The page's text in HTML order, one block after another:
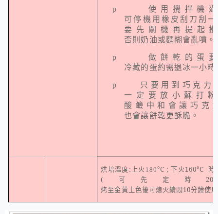
p
使用攪拌機
可停機用橡皮刮刀刮
要先關機再提起
否則奶油或麵糊會亂噴。
p
做餅乾的蛋
冷藏的蛋約需退冰一小時
p
只要用到巧克力
一定要放小蘇打
酸鹼中和會讓巧克
也會讓餅乾更酥脆。
烘培溫度: 上火 180°C ;下火160°C 時
(
可先定時20
烤至金黃上色後可熄火續悶10分鐘使